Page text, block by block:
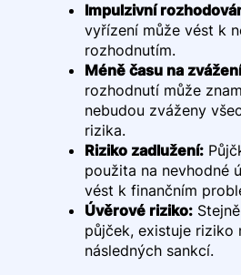
Impulzivní
vyřízení může vést k
rozhodnutím.
Méně času na
rozhodnutí může
nebudou zváženy
rizika.
Riziko zadlužení:
použita na nevhodné
vést k finančním
Úvěrové riziko:
půjček, existuje riziko
následných sankcí.